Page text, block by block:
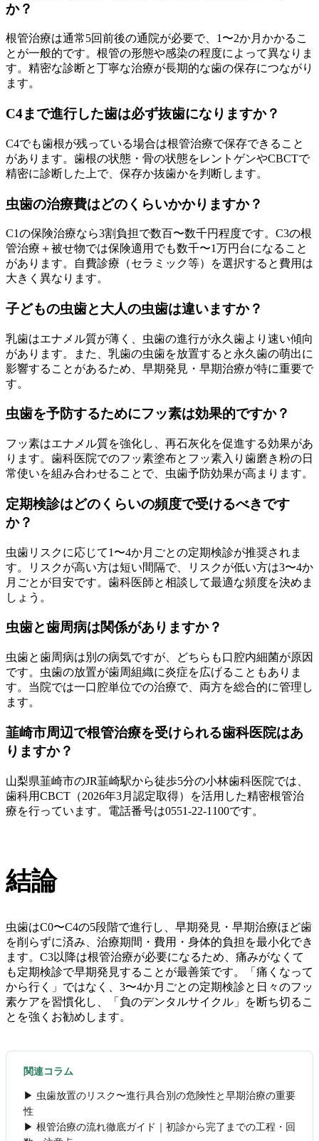
か？
根管治療は通常5回前後の通院が必要で、1〜2か月かかるこ
とが一般的です。根管の形態や感染の程度によって異なりま
す。精密な診断と丁寧な治療が長期的な歯の保存につながり
ます。
C4まで進行した歯は必ず抜歯になりますか？
C4でも歯根が残っている場合は根管治療で保存できること
があります。歯根の状態・骨の状態をレントゲンやCBCTで
精密に診断した上で、保存か抜歯かを判断します。
虫歯の治療費はどのくらいかかりますか？
C1の保険治療なら3割負担で数百〜数千円程度です。C3の根
管治療＋被せ物では保険適用でも数千〜1万円台になること
があります。自費診療（セラミック等）を選択すると費用は
大きく異なります。
子どもの虫歯と大人の虫歯は違いますか？
乳歯はエナメル質が薄く、虫歯の進行が永久歯より速い傾向
があります。また、乳歯の虫歯を放置すると永久歯の萌出に
影響することがあるため、早期発見・早期治療が特に重要で
す。
虫歯を予防するためにフッ素は効果的ですか？
フッ素はエナメル質を強化し、再石灰化を促進する効果があ
ります。歯科医院でのフッ素塗布とフッ素入り歯磨き粉の日
常使いを組み合わせることで、虫歯予防効果が高まります。
定期検診はどのくらいの頻度で受けるべきです
か？
虫歯リスクに応じて1〜4か月ごとの定期検診が推奨されま
す。リスクが高い方は短い間隔で、リスクが低い方は3〜4か
月ごとが目安です。歯科医師と相談して最適な頻度を決めま
しょう。
虫歯と歯周病は関係がありますか？
虫歯と歯周病は別の病気ですが、どちらも口腔内細菌が原因
です。虫歯の放置が歯周組織に炎症を広げることもありま
す。当院では一口腔単位での治療で、両方を総合的に管理し
ます。
韮崎市周辺で根管治療を受けられる歯科医院はあ
りますか？
山梨県韮崎市のJR韮崎駅から徒歩5分の小林歯科医院では、
歯科用CBCT（2026年3月認定取得）を活用した精密根管治
療を行っています。電話番号は0551-22-1100です。
結論
虫歯はC0〜C4の5段階で進行し、早期発見・早期治療ほど歯
を削らずに済み、治療期間・費用・身体的負担を最小化でき
ます。C3以降は根管治療が必要になるため、痛みがなくて
も定期検診で早期発見することが最善策です。「痛くなって
から行く」ではなく、3〜4か月ごとの定期検診と日々のフッ
素ケアを習慣化し、「負のデンタルサイクル」を断ち切るこ
とを強くお勧めします。
関連コラム
▶ 虫歯放置のリスク〜進行具合別の危険性と早期治療の重要
性
▶ 根管治療の流れ徹底ガイド｜初診から完了までの工程・回